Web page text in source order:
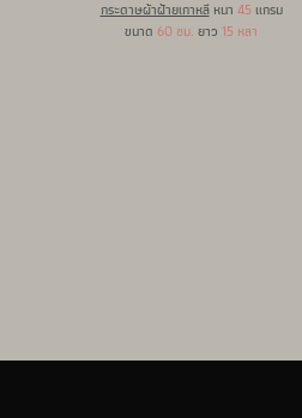
was:
฿320.00.
is:
กระดาษผ้าฝ้ายเกาหลีหนา 45 แกรม
ขนาด 60 ซม. ยาว 15 หลา